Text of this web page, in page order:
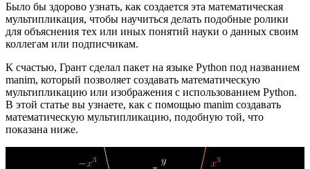
Было бы здорово узнать, как создается эта математическая
мультипликация, чтобы научиться делать подобные ролики
для объяснения тех или иных понятий науки о данных своим
коллегам или подписчикам.
К счастью, Грант сделал пакет на языке Python под названием
manim, который позволяет создавать математическую
мультипликацию или изображения с использованием Python.
В этой статье вы узнаете, как с помощью manim создавать
математическую мультипликацию, подобную той, что
показана ниже.